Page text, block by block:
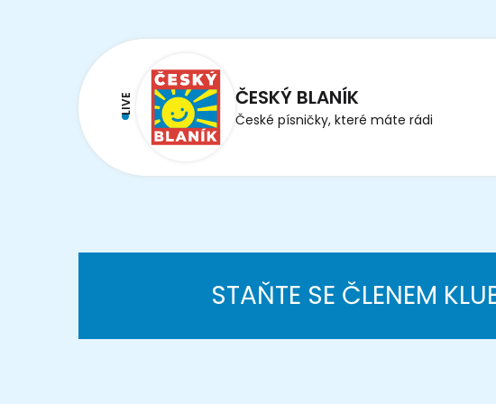
LIVE ČESKÝ BLANÍK
České písničky, které máte rádi
STAŇTE SE ČLENEM